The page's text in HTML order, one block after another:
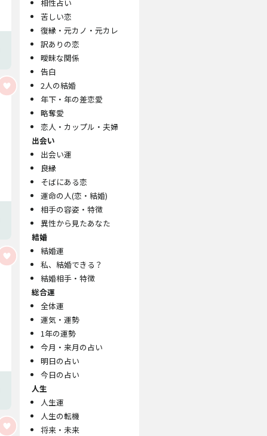
相性占い
苦しい恋
復縁・元カノ・元カレ
訳ありの恋
曖昧な関係
告白
2人の結婚
年下・年の差恋愛
略奪愛
恋人・カップル・夫婦
出会い
出会い運
良縁
そばにある恋
運命の人(恋・結婚)
相手の容姿・特徴
異性から見たあなた
結婚
結婚運
私、結婚できる？
結婚相手・特徴
総合運
全体運
運気・運勢
1年の運勢
今月・来月の占い
明日の占い
今日の占い
人生
人生運
人生の転機
将来・未来